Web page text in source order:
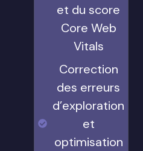
et du score
Core Web
Vitals
Correction
des erreurs
d’exploration
et
optimisation